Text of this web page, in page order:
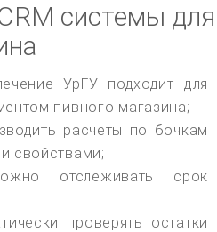
системы для
УрГУ подходит для
пивного магазина;
расчеты по бочкам
свойствами;
отслеживать срок
проверять остатки